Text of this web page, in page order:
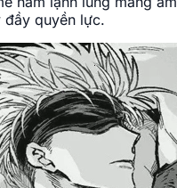
đầy quyền lực.